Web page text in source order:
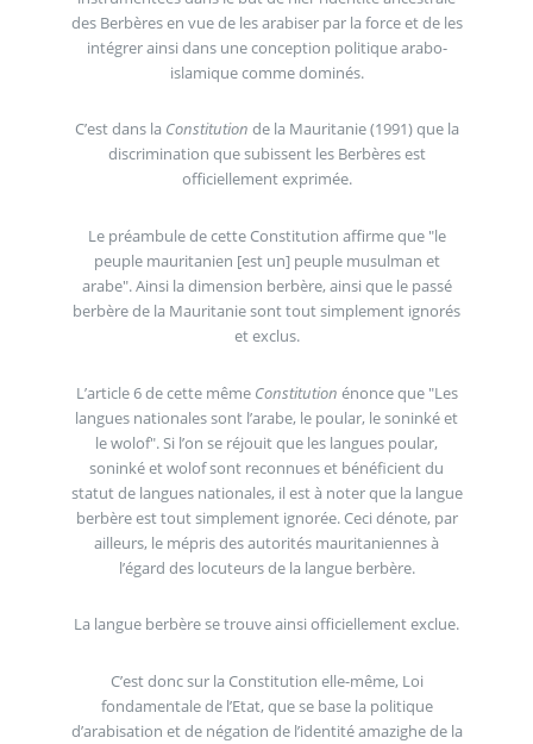
des Berbères en vue de les arabiser par la force et de les
intégrer ainsi dans une conception politique arabo-
islamique comme dominés.
C’est dans la Constitution de la Mauritanie (1991) que la
discrimination que subissent les Berbères est
officiellement exprimée.
Le préambule de cette Constitution affirme que "le
peuple mauritanien [est un] peuple musulman et
arabe". Ainsi la dimension berbère, ainsi que le passé
berbère de la Mauritanie sont tout simplement ignorés
et exclus.
L’article 6 de cette même Constitution énonce que "Les
langues nationales sont l’arabe, le poular, le soninké et
le wolof". Si l’on se réjouit que les langues poular,
soninké et wolof sont reconnues et bénéficient du
statut de langues nationales, il est à noter que la langue
berbère est tout simplement ignorée. Ceci dénote, par
ailleurs, le mépris des autorités mauritaniennes à
l’égard des locuteurs de la langue berbère.
La langue berbère se trouve ainsi officiellement exclue.
C’est donc sur la Constitution elle-même, Loi
fondamentale de l’Etat, que se base la politique
d’arabisation et de négation de l’identité amazighe de la